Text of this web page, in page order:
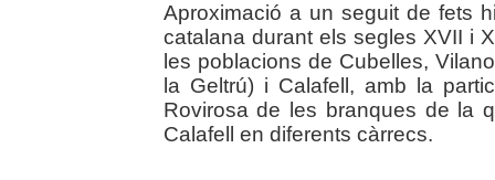
Aproximació a un seguit de fets
catalana durant els segles XVII i
les poblacions de Cubelles,
la Geltrú) i Calafell, amb la
Rovirosa de les branques de la
Calafell en diferents càrrecs.